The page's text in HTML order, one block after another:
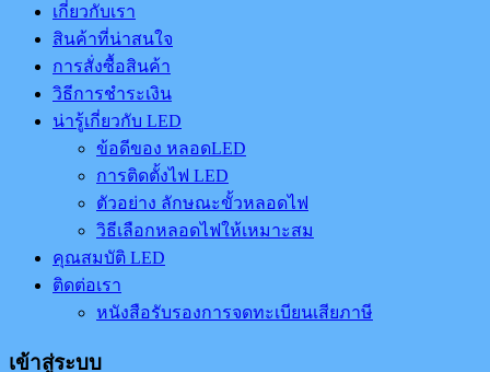
เกี่ยวกับเรา
สินค้าที่น่าสนใจ
การสั่งซื้อสินค้า
วิธีการชำระเงิน
น่ารู้เกี่ยวกับ LED
ข้อดีของ หลอดLED
การติดตั้งไฟ LED
ตัวอย่าง ลักษณะขั้วหลอดไฟ
วิธีเลือกหลอดไฟให้เหมาะสม
คุณสมบัติ LED
ติดต่อเรา
หนังสือรับรองการจดทะเบียนเสียภาษี
เข้าสู่ระบบ